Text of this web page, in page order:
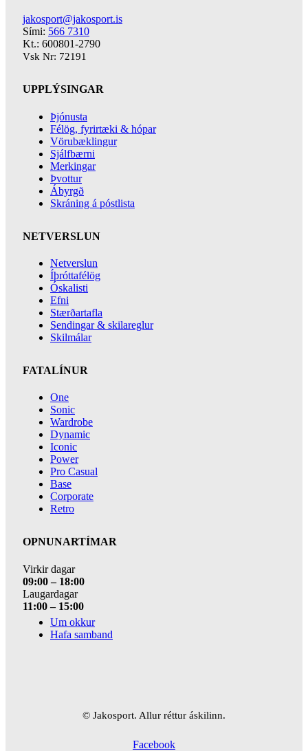
jakosport@jakosport.is
Sími: 566 7310
Kt.: 600801-2790
Vsk Nr: 72191
UPPLÝSINGAR
Þjónusta
Félög, fyrirtæki & hópar
Vörubæklingur
Sjálfbærni
Merkingar
Þvottur
Ábyrgð
Skráning á póstlista
NETVERSLUN
Netverslun
Íþróttafélög
Óskalisti
Efni
Stærðartafla
Sendingar & skilareglur
Skilmálar
FATALÍNUR
One
Sonic
Wardrobe
Dynamic
Iconic
Power
Pro Casual
Base
Corporate
Retro
OPNUNARTÍMAR
Virkir dagar
09:00 – 18:00
Laugardagar
11:00 – 15:00
Um okkur
Hafa samband
© Jakosport. Allur réttur áskilinn.
Facebook